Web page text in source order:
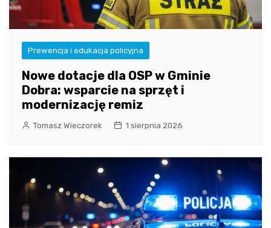
Prewencja i edukacja policyjna
Nowe dotacje dla OSP w Gminie
Dobra: wsparcie na sprzęt i
modernizację remiz
Tomasz Wieczorek 1 sierpnia 2026